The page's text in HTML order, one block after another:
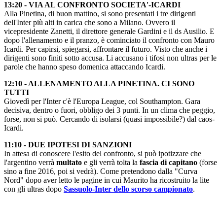
13:20 - VIA AL CONFRONTO SOCIETA'-ICARDI
Alla Pinetina, di buon mattino, si sono presentati i tre dirigenti
dell'Inter più alti in carica che sono a Milano. Ovvero il
vicepresidente Zanetti, il direttore generale Gardini e il ds Ausilio. E
dopo l'allenamento e il pranzo, è cominciato il confronto con Mauro
Icardi. Per capirsi, spiegarsi, affrontare il futuro. Visto che anche i
dirigenti sono finiti sotto accusa. Li accusano i tifosi non ultras per le
parole che hanno speso domenica attaccando Icardi.
12:10 - ALLENAMENTO ALLA PINETINA. CI SONO
TUTTI
Giovedì per l'Inter c'è l'Europa League, col Southampton. Gara
decisiva, dentro o fuori, obbligo dei 3 punti. In un clima che peggio,
forse, non si può. Cercando di isolarsi (quasi impossibile?) dal caos-
Icardi.
11:10 - DUE IPOTESI DI SANZIONI
In attesa di conoscere l'esito del confronto, si può ipotizzare che
l'argentino verrà multato e gli verrà tolta la fascia di capitano (forse
sino a fine 2016, poi si vedrà). Come pretendono dalla "Curva
Nord" dopo aver letto le pagine in cui Maurito ha ricostruito la lite
con gli ultras dopo Sassuolo-Inter dello scorso campionato.